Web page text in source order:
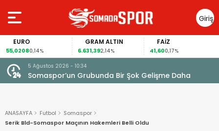
Giriş
Yap
0,14%
GRAM ALTIN
6.631,39 2,14%
FAİZ
0,17%
5 Ağustos 2026 - 10:34
Somaspor’un Grubunda Bir Şok Gelişme Daha
ANASAYFA Futbol
Somaspor
Serik Bld-Somaspor Maçının Hakemleri Belli Oldu